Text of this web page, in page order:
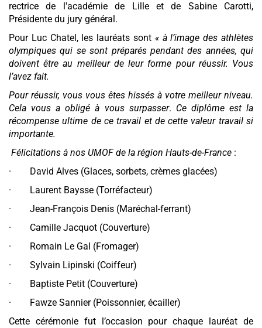
rectrice de l'académie de Lille et de Sabine Carotti,
Présidente du jury général.
Pour Luc Chatel, les lauréats sont « à l’image des athlètes
olympiques qui se sont préparés pendant des années, qui
doivent être au meilleur de leur forme pour réussir. Vous
l’avez fait.
Pour réussir, vous vous êtes hissés à votre meilleur niveau.
Cela vous a obligé à vous surpasser. Ce diplôme est la
récompense ultime de ce travail et de cette valeur travail si
importante.
Félicitations à nos UMOF de la région Hauts-de-France :
· David Alves (Glaces, sorbets, crèmes glacées)
· Laurent Baysse (Torréfacteur)
· Jean-François Denis (Maréchal-ferrant)
· Camille Jacquot (Couverture)
· Romain Le Gal (Fromager)
· Sylvain Lipinski (Coiffeur)
· Baptiste Petit (Couverture)
· Fawze Sannier (Poissonnier, écailler)
Cette cérémonie fut l’occasion pour chaque lauréat de